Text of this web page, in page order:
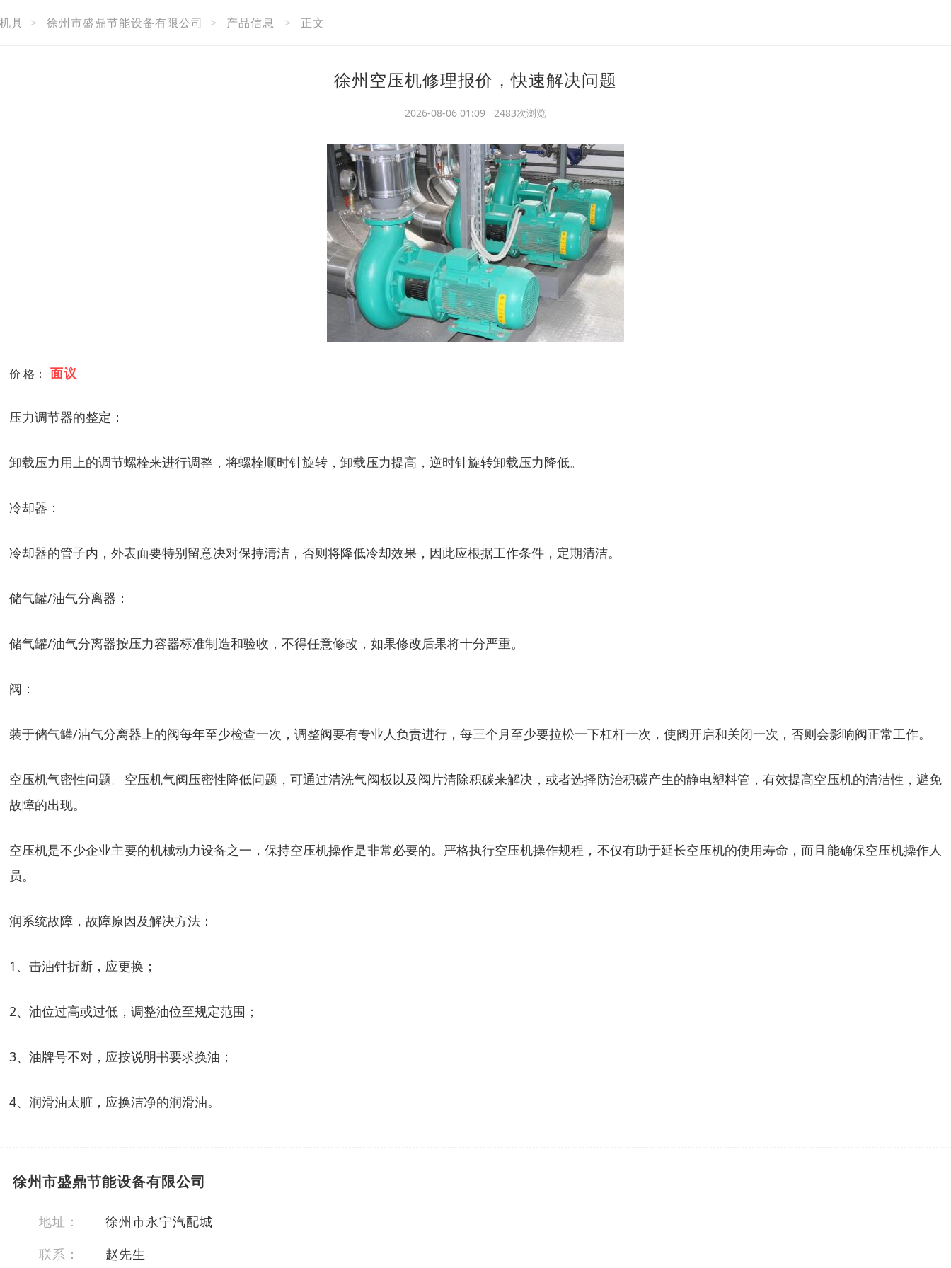
具 > 徐州市盛鼎节能设备有限公司 > 产品信息 > 正文
徐州空压机修理报价，快速解决问题
2026-08-06 01:09 2483次浏览
价 格： 面议
压力调节器的整定：
卸载压力用上的调节螺栓来进行调整，将螺栓顺时针旋转，卸载压力提高，逆时针旋转卸载压力降低。
冷却器：
冷却器的管子内，外表面要特别留意决对保持清洁，否则将降低冷却效果，因此应根据工作条件，定期清洁。
储气罐/油气分离器：
储气罐/油气分离器按压力容器标准制造和验收，不得任意修改，如果修改后果将十分严重。
阀：
装于储气罐/油气分离器上的阀每年至少检查一次，调整阀要有专业人负责进行，每三个月至少要拉松一下杠杆一次，使阀开启和关闭一次，否则会影响阀正常工作。
空压机气密性问题。空压机气阀压密性降低问题，可通过清洗气阀板以及阀片清除积碳来解决，或者选择防治积碳产生的静电塑料管，有效提高空压机的清洁性，避免
故障的出现。
空压机是不少企业主要的机械动力设备之一，保持空压机操作是非常必要的。严格执行空压机操作规程，不仅有助于延长空压机的使用寿命，而且能确保空压机操作人
员。
润系统故障，故障原因及解决方法：
1、击油针折断，应更换；
2、油位过高或过低，调整油位至规定范围；
3、油牌号不对，应按说明书要求换油；
4、润滑油太脏，应换洁净的润滑油。
徐州市盛鼎节能设备有限公司
地址：
徐州市永宁汽配城
联系：
赵先生